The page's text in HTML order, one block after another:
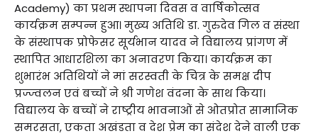
Academy) का प्रथम स्थापना दिवस व वार्षिकोत्सव
कार्यक्रम सम्पन्न हुआ। मुख्य अतिथि डा. गुरुदेव गिल व संस्था
के संस्थापक प्रोफेसर सूर्यभान यादव ने विद्यालय प्रांगण में
स्थापित आधारशिला का अनावरण किया। कार्यक्रम का
शुभारंभ अतिथियों ने मां सरस्वती के चित्र के समक्ष दीप
प्रज्ज्वलन एवं बच्चों ने श्री गणेश वंदना के साथ किया।
विद्यालय के बच्चों ने राष्ट्रीय भावनाओं से ओतप्रोत सामाजिक
समरसता, एकता अखंडता व देश प्रेम का संदेश देने वाली एक